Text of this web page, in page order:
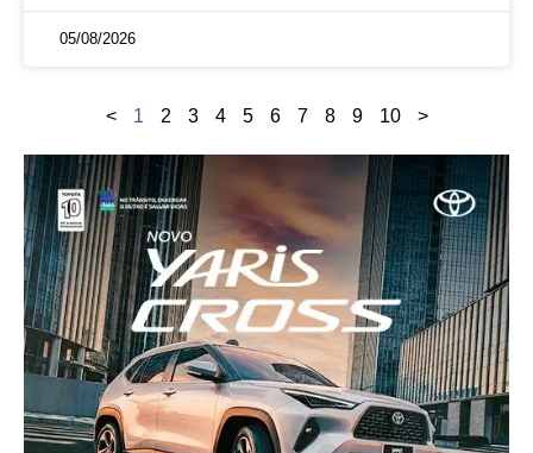
05/08/2026
< 1 2 3 4 5 6 7 8 9 10 >